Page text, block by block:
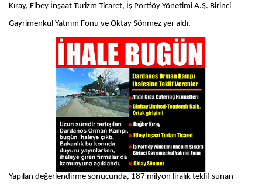
Kıray, Fibey İnşaat Turizm Ticaret, İş Portföy Yönetimi A.Ş. Birinci
Gayrimenkul Yatırım Fonu ve Oktay Sönmez yer aldı.
Yapılan değerlendirme sonucunda, 187 milyon liralık teklif sunan